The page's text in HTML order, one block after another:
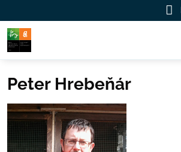
Peter Hrebeňár